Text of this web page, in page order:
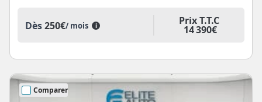
Dès250€/ mois i Prix T.T.C
14 390€
Comparer